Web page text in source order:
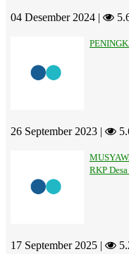
04 Desember 2024 |
26 September 2023 |
RKP
17 September 2025 |